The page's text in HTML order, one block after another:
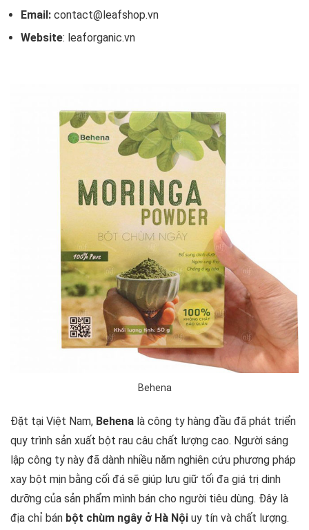
Email: contact@leafshop.vn
Website: leaforganic.vn
Behena
Đặt tại Việt Nam, Behena là công ty hàng đầu đã phát triển
quy trình sản xuất bột rau câu chất lượng cao. Người sáng
lập công ty này đã dành nhiều năm nghiên cứu phương pháp
xay bột mịn bằng cối đá sẽ giúp lưu giữ tối đa giá trị dinh
dưỡng của sản phẩm mình bán cho người tiêu dùng. Đây là
địa chỉ bán bột chùm ngây ở Hà Nội uy tín và chất lượng.